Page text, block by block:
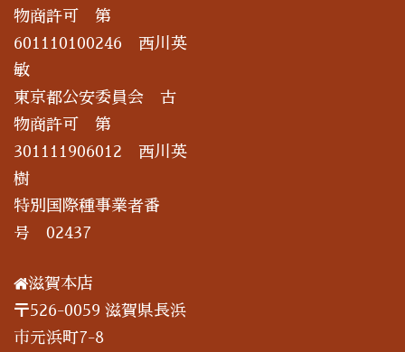
物商許可 第
601110100246 西川英
敏
東京都公安委員会 古
物商許可 第
301111906012 西川英
樹
特別国際種事業者番
号 02437
滋賀本店
〒526-0059 滋賀県長浜
市元浜町7-8